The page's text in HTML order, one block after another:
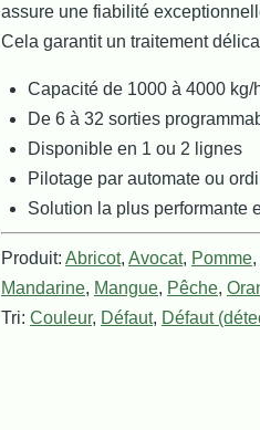
assure une fiabilité
Cela garantit un traitement
Capacité de 1000 à 4000 kg/
De 6 à 32 sorties
Disponible en 1 ou 2 lignes
Pilotage par automate ou
Solution la plus performante
Produit: Abricot, Avocat, Pomme,
Mandarine, Mangue, Pêche,
Tri: Couleur, Défaut, Défaut